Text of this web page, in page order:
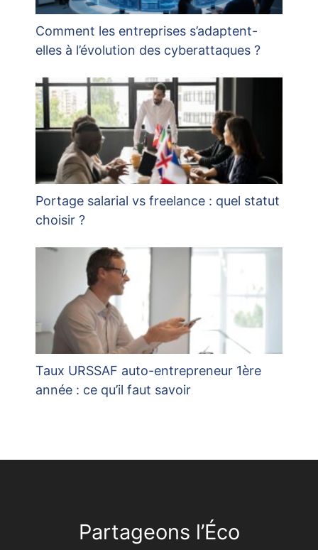
Comment les entreprises s’adaptent-
elles à l’évolution des cyberattaques ?
Portage salarial vs freelance : quel statut
choisir ?
Taux URSSAF auto-entrepreneur 1ère
année : ce qu’il faut savoir
Partageons l’Éco